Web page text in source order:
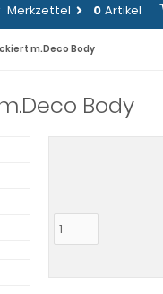
Merkzettel 0 Artikel
m.Deco Body
Body